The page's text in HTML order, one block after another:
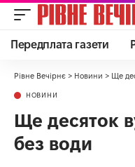
Передплата газети
Рівне Вечірнє > Новини > Ще
НОВИНИ
Ще десяток
без води